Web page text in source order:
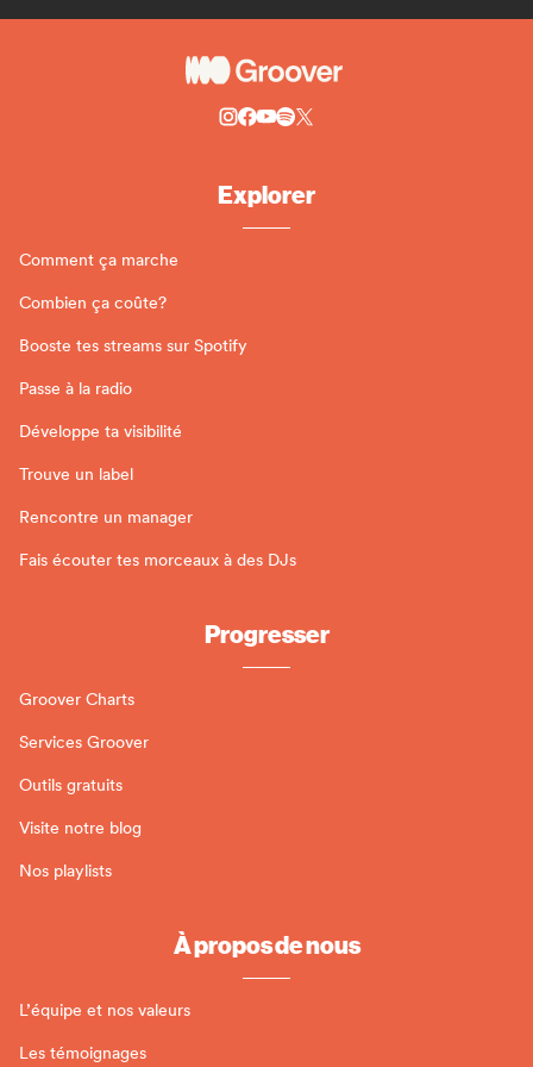
Explorer
Comment ça marche
Combien ça coûte?
Booste tes streams sur Spotify
Passe à la radio
Développe ta visibilité
Trouve un label
Rencontre un manager
Fais écouter tes morceaux à des DJs
Progresser
Groover Charts
Services Groover
Outils gratuits
Visite notre blog
Nos playlists
À propos de nous
L’équipe et nos valeurs
Les témoignages